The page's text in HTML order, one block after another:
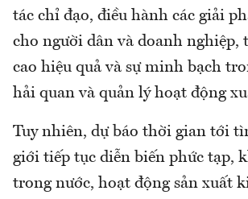
tác chỉ đạo, điều hành các giải
cho người dân và doanh nghiệp,
cao hiệu quả và sự minh bạch
hải quan và quản lý hoạt động
Tuy nhiên, dự báo thời gian tới
giới tiếp tục diễn biến phức tạp,
trong nước, hoạt động sản xuất